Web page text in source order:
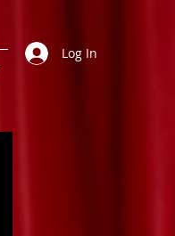
Log In